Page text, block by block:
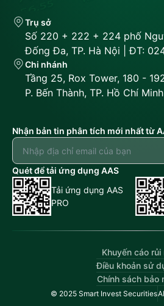
Trụ sở
Số 220 + 222 + 224 phố
Đống Đa, TP. Hà Nội | ĐT:
Chi nhánh
Tầng 25, Rox Tower, 180 -
P. Bến Thành, TP. Hồ Chí Minh
Nhận bản tin phân tích mới nhất từ
Quét để tải ứng dụng AAS
Tải ứng dụng AAS
PRO
Khuyến cáo rủi
Điều khoản sử
Chính sách bảo
© 2025 Smart Invest Securities